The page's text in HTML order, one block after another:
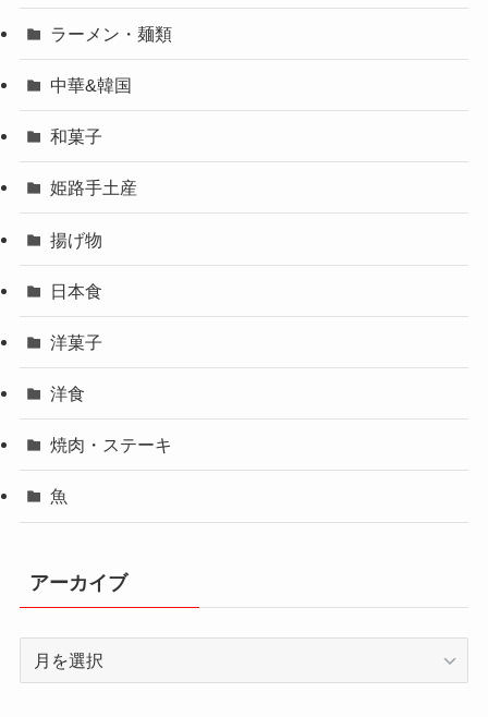
ラーメン・麺類
中華&韓国
和菓子
姫路手土産
揚げ物
日本食
洋菓子
洋食
焼肉・ステーキ
魚
アーカイブ